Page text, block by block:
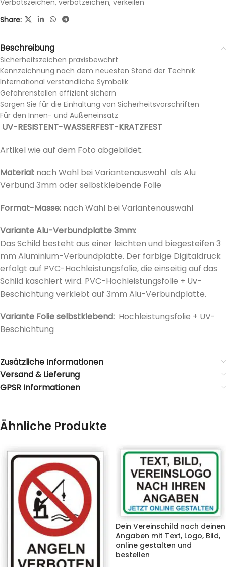
Verbotszeichen, verbotzeichen, verkeilen
Share:
Beschreibung
Sicherheitszeichen praxisbewährt
Kennzeichnung nach dem neuesten Stand der Technik
International verständliche Symbolik
Gefahrenstellen effizient sichern
Sorgen Sie für die Einhaltung von Sicherheitsvorschriften
Für den Innen- und Außeneinsatz
UV-RESISTENT-WASSERFEST-KRATZFEST
Artikel wie auf dem Foto abgebildet.
Material: nach Wahl bei Variantenauswahl als Alu
Verbund 3mm oder selbstklebende Folie
Format-Masse: nach Wahl bei Variantenauswahl
Variante Alu-Verbundplatte 3mm:
Das Schild besteht aus einer leichten und biegesteifen 3
mm Aluminium-Verbundplatte. Der farbige Digitaldruck
erfolgt auf PVC-Hochleistungsfolie, die einseitig auf das
Schild kaschiert wird. PVC-Hochleistungsfolie + Uv-
Beschichtung verklebt auf 3mm Alu-Verbundplatte.
Variante Folie selbstklebend: Hochleistungsfolie + UV-
Beschichtung
Zusätzliche Informationen
Versand & Lieferung
GPSR Informationen
Ähnliche Produkte
Dein Vereinschild nach deinen
Angaben mit Text, Logo, Bild,
online gestalten und
bestellen